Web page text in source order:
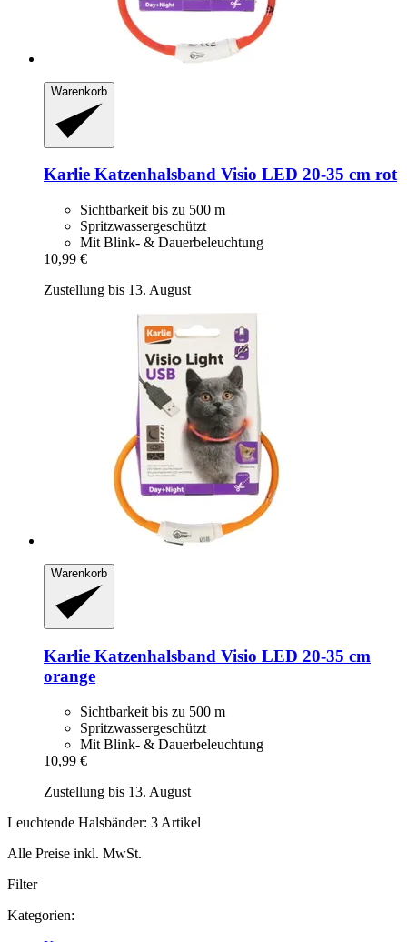
Warenkorb
Karlie Katzenhalsband Visio LED 20-​35 cm rot
Sichtbarkeit bis zu 500 m
Spritzwassergeschützt
Mit Blink- & Dauerbeleuchtung
10,99 €
Zustellung bis 13. August
Warenkorb
Karlie Katzenhalsband Visio LED 20-​35 cm
orange
Sichtbarkeit bis zu 500 m
Spritzwassergeschützt
Mit Blink- & Dauerbeleuchtung
10,99 €
Zustellung bis 13. August
Leuchtende Halsbänder: 3 Artikel
Alle Preise inkl. MwSt.
Filter
Kategorien: